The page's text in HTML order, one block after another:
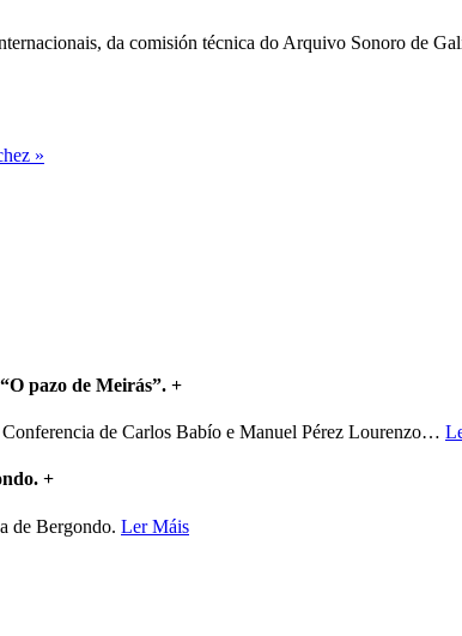
da comisión técnica do Arquivo Sonoro de
»
pazo de Meirás”. +
de Carlos Babío e Manuel Pérez Lourenzo…
+
de Bergondo. Ler Máis